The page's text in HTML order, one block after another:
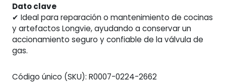
Dato clave
✔ Ideal para reparación o mantenimiento de cocinas
y artefactos Longvie, ayudando a conservar un
accionamiento seguro y confiable de la válvula de
gas.
Código único (SKU): R0007-0224-2662